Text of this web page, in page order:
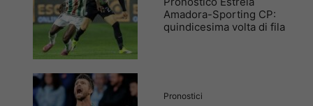
Amadora-Sporting CP:
quindicesima volta di fila
Pronostici